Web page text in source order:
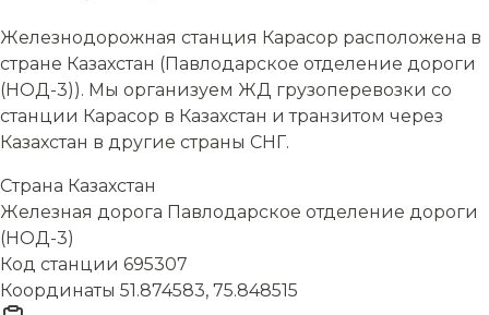
Железнодорожная станция Карасор расположена в
стране Казахстан (Павлодарское отделение дороги
(НОД-3)). Мы организуем ЖД грузоперевозки со
станции Карасор в Казахстан и транзитом через
Казахстан в другие страны СНГ.
Страна Казахстан
Железная дорога Павлодарское отделение дороги
(НОД-3)
Код станции 695307
Координаты 51.874583, 75.848515